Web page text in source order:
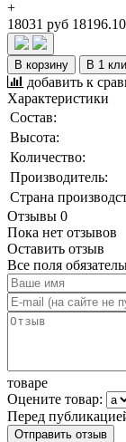
+
18031 руб
В корзину В 1
добавить к
Характеристики
Состав:
Высота:
Количество:
Производитель:
Страна
Отзывы 0
Пока нет отзывов
Оставить отзыв
Все поля
товаре
Оцените товар:
Перед